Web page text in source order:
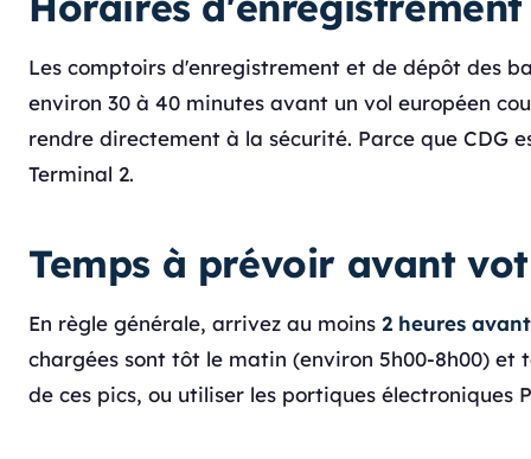
Les comptoirs d'enregistrement et de dépôt des
environ 30 à 40 minutes avant un vol européen
rendre directement à la sécurité. Parce que CDG
Terminal 2.
Temps à prévoir avant
En règle générale, arrivez au moins 2 heures
chargées sont tôt le matin (environ 5h00-8h00) et
de ces pics, ou utiliser les portiques électroniques